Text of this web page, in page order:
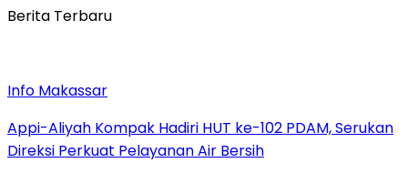
Berita Terbaru
Info Makassar
Appi-Aliyah Kompak Hadiri HUT ke-102 PDAM, Serukan
Direksi Perkuat Pelayanan Air Bersih